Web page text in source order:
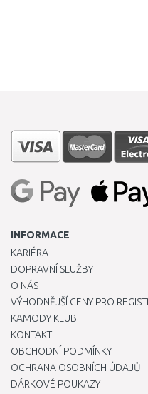
INFORMACE
KARIÉRA
DOPRAVNÍ SLUŽBY
O NÁS
VÝHODNĚJŠÍ CENY PRO
KAMODY KLUB
KONTAKT
OBCHODNÍ PODMÍNKY
OCHRANA OSOBNÍCH ÚDAJŮ
DÁRKOVÉ POUKAZY